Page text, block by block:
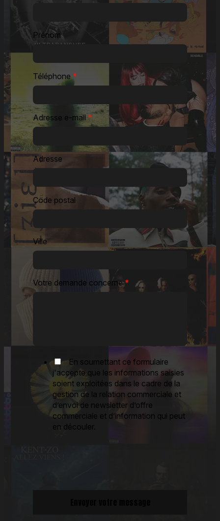
Prénom
Téléphone*
Adresse e-mail *
Adresse
Code postal
Ville
Votre demande concerne*
En soumettant ce formulaire
j'accepte que les informations saisies
soient exploitées dans le cadre de la
gestion de la relation commerciale et
d’envoi de newsletter d’offre
commerciale et d’information qui peut
en découler.